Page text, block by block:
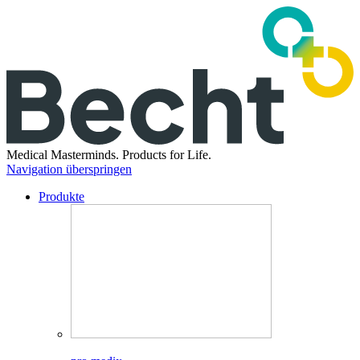
Medical Masterminds. Products for Life.
Navigation überspringen
Produkte